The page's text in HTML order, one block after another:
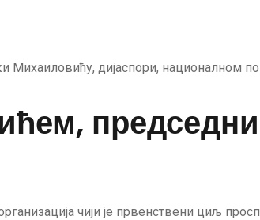
Михаиловићу, дијаспори, националном
чији је првенствени циљ